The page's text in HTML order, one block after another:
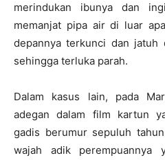
merindukan ibunya dan
memanjat pipa air di luar
depannya terkunci dan jatuh
sehingga terluka parah.
Dalam kasus lain, pada
adegan dalam film kartun
gadis berumur sepuluh
wajah adik perempuannya